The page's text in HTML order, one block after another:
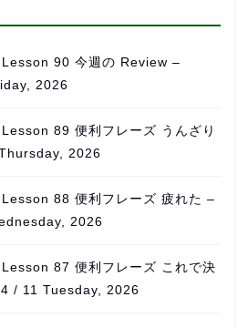
Lesson 90 今週の Review –
2026
Lesson 89 便利フレーズ うんざり
2026
Lesson 88 便利フレーズ 疲れた –
2026
Lesson 87 便利フレーズ これで決
/ 11 Tuesday, 2026